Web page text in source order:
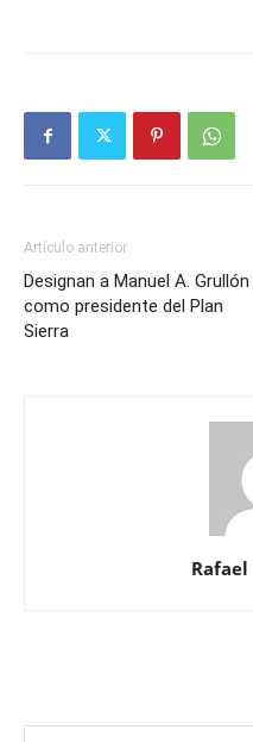
Artículo anterior
Designan a Manuel A. Grullón
como presidente del Plan
Sierra